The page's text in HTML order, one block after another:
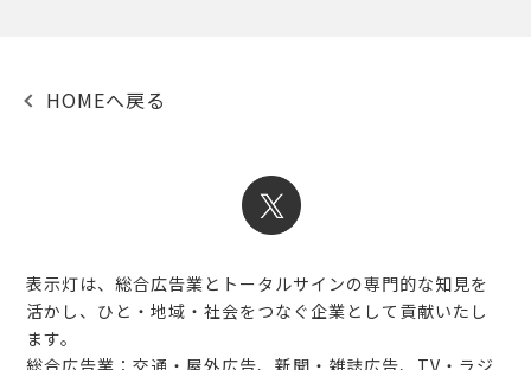
HOMEへ戻る
表示灯は、総合広告業とトータルサインの専門的な知見を
活かし、ひと・地域・社会をつなぐ企業として貢献いたし
ます。
総合広告業：交通・屋外広告、新聞・雑誌広告、TV・ラジ